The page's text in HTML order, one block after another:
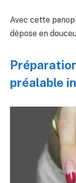
Avec cette
dépose en
préalable